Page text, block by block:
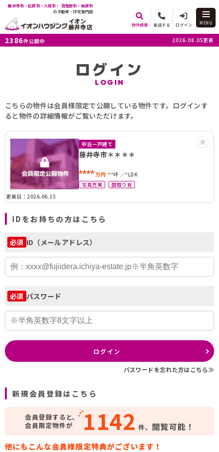
藤井寺市・松原市・八尾市・ 羽曳野市・柏原市
の不動産・住宅専門店
イオン
藤井寺店 物件検索 電話する ログイン MENU
2386件公開中 2026.08.05更新
ログイン
LOGIN
こちらの物件は会員様限定で公開している物件です。ログインす
ると物件の詳細情報がご覧いただけます。
中古一戸建て
藤井寺市＊＊＊＊
****万円 **坪
*LDK
写真充実
間取り有
更新日：2026.06.15
IDをお持ちの方はこちら
必須 ID（メールアドレス）
必須 パスワード
ログイン
パスワードを忘れた方はこちら≫
新規会員登録はこちら
会員登録すると、
会員限定物件が
1142 件、 閲覧可能！
他にもこんな会員様限定特典がございます！